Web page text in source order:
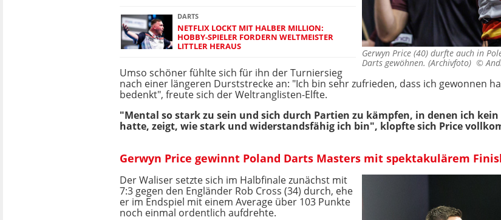
Gerwyn Price (40) durfte auch in
Darts gewöhnen. (Archivfoto) ©
DARTS
NETFLIX LOCKT MIT HALBER MILLION:
HOBBY-SPIELER FORDERN WELTMEISTER
LITTLER HERAUS
Umso schöner fühlte sich für ihn der Turniersieg
nach einer längeren Durststrecke an: "Ich bin sehr zufrieden, dass ich gewonnen
bedenkt", freute sich der Weltranglisten-Elfte.
"Mental so stark zu sein und sich durch Partien zu kämpfen, in denen ich
hatte, zeigt, wie stark und widerstandsfähig ich bin", klopfte sich Price
Gerwyn Price gewinnt Poland Darts Masters mit spektakulärem
Der Waliser setzte sich im Halbfinale zunächst mit
7:3 gegen den Engländer Rob Cross (34) durch, ehe
er im Endspiel mit einem Average über 103 Punkte
noch einmal ordentlich aufdrehte.